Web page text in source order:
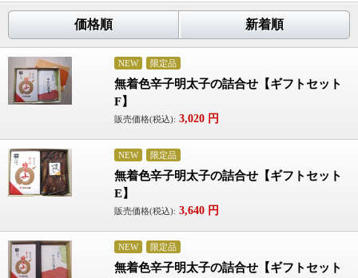
価格順 新着順
NEW 限定品
無着色辛子明太子の詰合せ【ギフトセット
F】
販売価格(税込): 3,020 円
NEW 限定品
無着色辛子明太子の詰合せ【ギフトセット
E】
販売価格(税込): 3,640 円
NEW 限定品
無着色辛子明太子の詰合せ【ギフトセット